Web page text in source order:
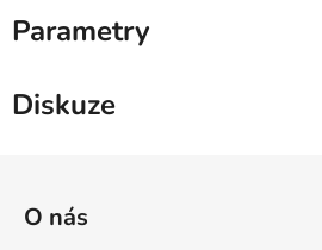
Parametry
Diskuze
O nás